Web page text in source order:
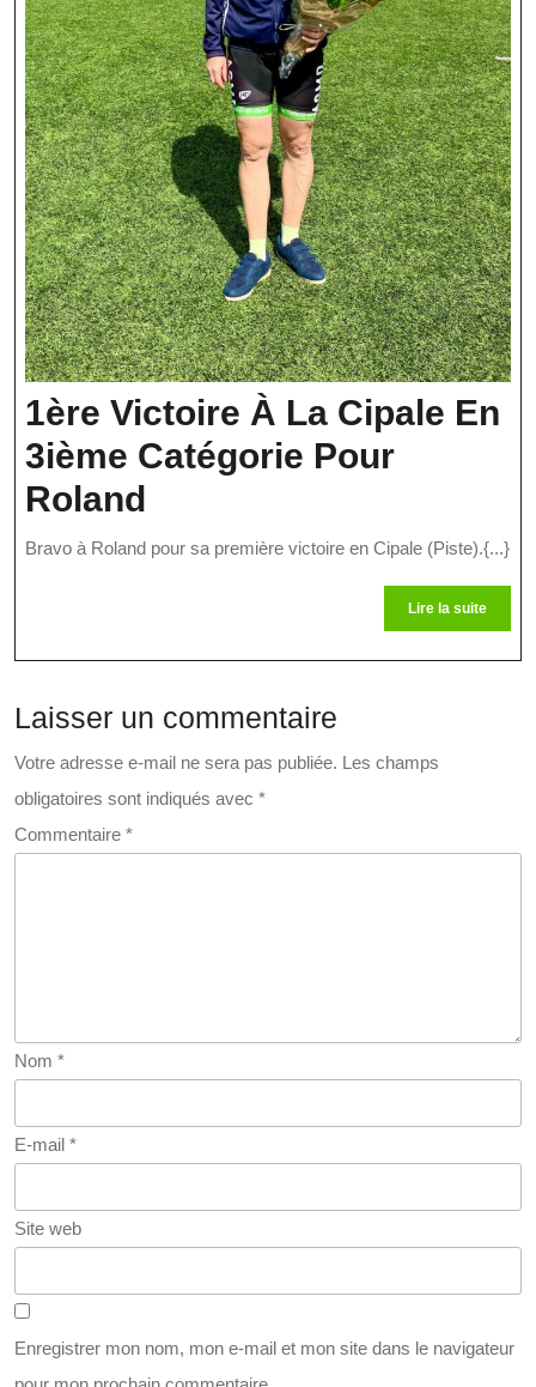
1ère Victoire À La Cipale En
3ième Catégorie Pour
Roland
Victoire
Cipale
En
3ième
Catégorie
Pour
Bravo à Roland pour sa première victoire en Cipale (Piste).{...}
Lire la suiteLire
la
Laisser un commentaire
Votre adresse e-mail ne sera pas publiée. Les champs
obligatoires sont indiqués avec *
Commentaire *
Nom *
E-mail *
Site web
Enregistrer mon nom, mon e-mail et mon site dans le navigateur